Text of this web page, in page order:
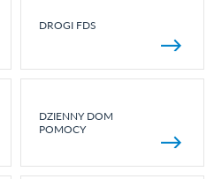
DROGI FDS
DZIENNY DOM
POMOCY